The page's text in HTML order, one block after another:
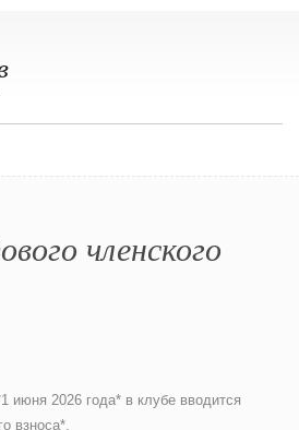
членского
июня 2026 года* в клубе вводится
взноса*.